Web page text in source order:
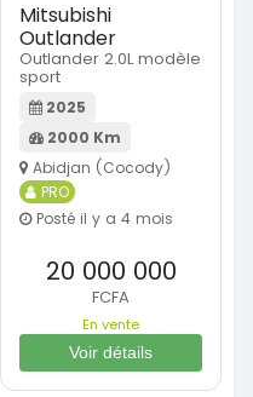
Mitsubishi
Outlander
Outlander 2.0L modèle
sport
2025
2000 Km
Abidjan (Cocody)
PRO
Posté il y a 4 mois
20 000 000
FCFA
En vente
Voir détails